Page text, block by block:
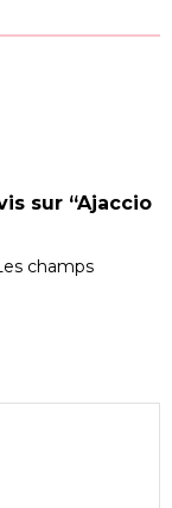
sur “Ajaccio
champs